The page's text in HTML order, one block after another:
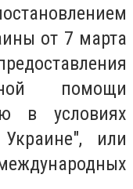
от 7 марта
помощи
в условиях
или